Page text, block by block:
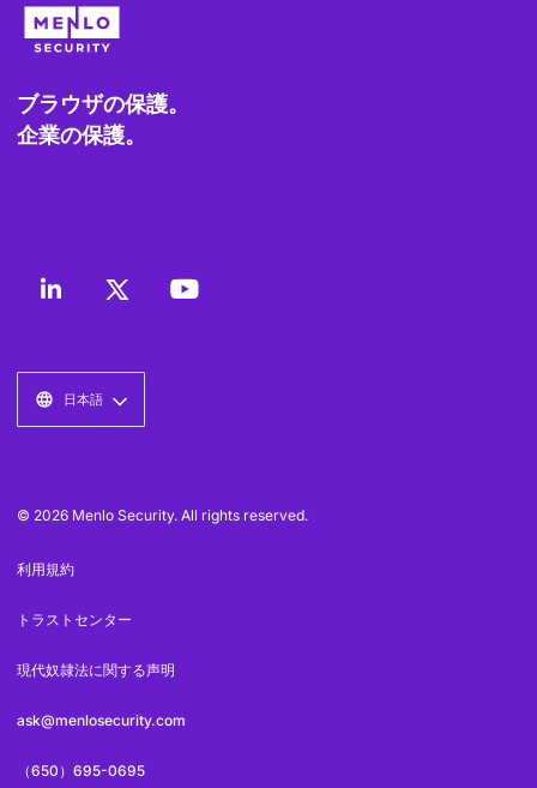
ブラウザの保護。
企業の保護。
日本語
© 2026 Menlo Security. All rights reserved.
利用規約
トラストセンター
現代奴隷法に関する声明
ask@menlosecurity.com
（650）695-0695